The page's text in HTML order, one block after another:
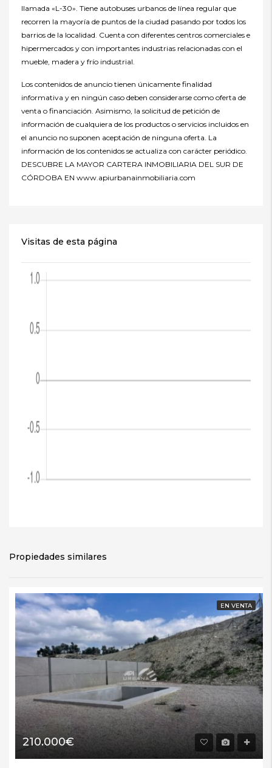
llamada «L-30». Tiene autobuses urbanos de línea regular que
recorren la mayoría de puntos de la ciudad pasando por todos los
barrios de la localidad. Cuenta con diferentes centros comerciales e
hipermercados y con importantes industrias relacionadas con el
mueble, madera y frío industrial.
Los contenidos de anuncio tienen únicamente finalidad
informativa y en ningún caso deben considerarse como oferta de
venta o financiación. Asimismo, la solicitud de petición de
información de cualquiera de los productos o servicios incluidos en
el anuncio no suponen aceptación de ninguna oferta. La
información de los contenidos se actualiza con carácter periódico.
DESCUBRE LA MAYOR CARTERA INMOBILIARIA DEL SUR DE
CÓRDOBA EN www.apiurbanainmobiliaria.com
Visitas de esta página
Propiedades similares
EN VENTA
210.000€